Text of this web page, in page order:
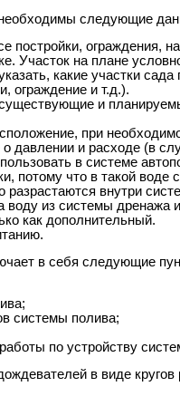
следующие
постройки, ограждения,
Участок на плане
какие участки сада
ограждение и т.д.).
и
при
давлении и расходе (в
в системе
потому что в такой воде
внутри
из системы дренажа
как дополнительный.
в себя следующие
системы полива;
по устройству
в виде кругов